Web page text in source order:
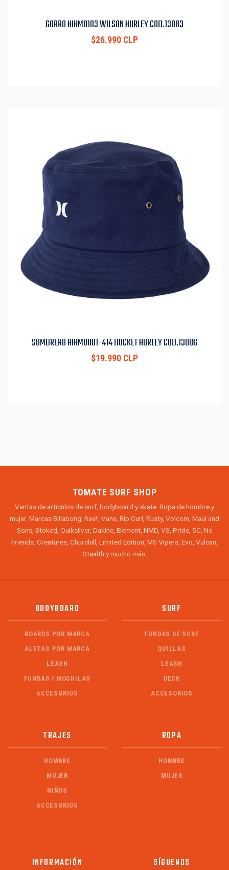
GORRO HIHM0103 WILSON HURLEY COD.13083
$26.990 CLP
SOMBRERO HIHM0081-414 BUCKET HURLEY COD.13086
$19.990 CLP
TOMATE SURF SHOP
Ventas de articulos de surf, bodyboard y skate. Ropa de hombre y
mujer. Marcas Billabong, Reef, Vans, Rip Curl, Rusty, Volcom, Maui and
Sons, Stoked, Quiksilver, Dakine, Element, NMD, VS, Pride, 5C, No
Friends, Creatures, Churchill, Limited Edition, MS Vipers, Evo, Vulcan,
Stealth y mucho más.
BODYBOARD
BOARDS POR MARCA
ALETAS POR MARCA
LEASH
FUNDAS / MOCHILAS
ACCESORIOS
SURF
FUNDAS DE SURF
QUILLAS
LEASH
DECK
ACCESORIOS
TRAJES
HOMBRE
MUJER
NIÑOS
ACCESORIOS
ROPA
HOMBRE
MUJER
INFORMACIÓN SÍGUENOS